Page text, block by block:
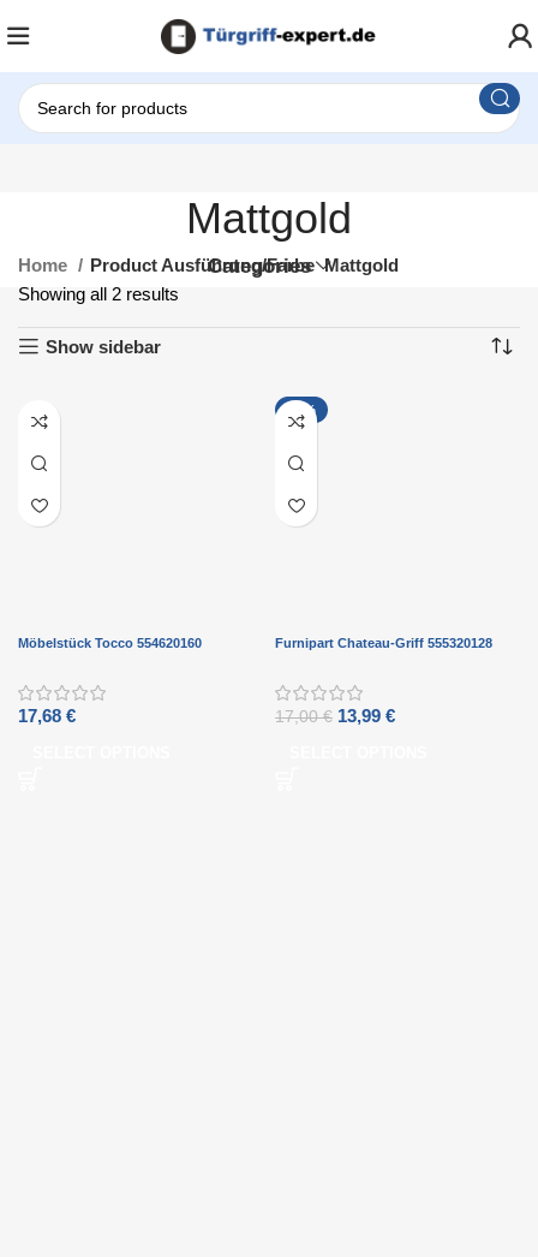
Mattgold
Categories
Home Product Ausführung/Farbe Mattgold
Showing all 2 results
Show sidebar
Möbelstück Tocco 554620160
17,68 €
-18%
Furnipart Chateau-Griff 555320128
17,00€ 13,99 €